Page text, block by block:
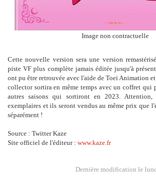
Image non contractuelle
Cette nouvelle version sera une version
piste VF plus complète jamais éditée jusqu'à
ont pu être retrouvée avec l'aide de Toei Animation
collector sortira en même temps avec un coffret qui
autres saisons qui sortiront en 2023.
exemplaires et ils seront vendus au même prix que
séparément !
Source : Twitter Kaze
Site officiel de l'éditeur : www.kaze.fr
Dernière modification le